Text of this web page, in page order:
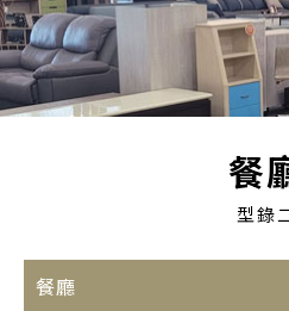
餐
型錄
餐廳